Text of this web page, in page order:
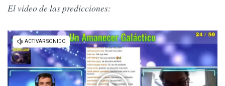
El video de las predicciones: